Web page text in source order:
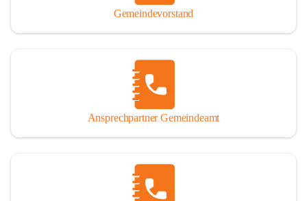
Gemeindevorstand
Ansprechpartner Gemeindeamt